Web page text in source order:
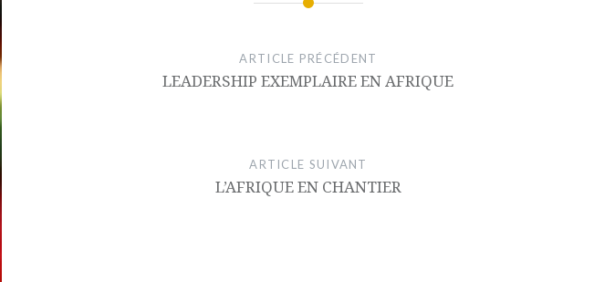
Navigation
de
l’article
ARTICLE PRÉCÉDENT
LEADERSHIP EXEMPLAIRE EN AFRIQUE
ARTICLE SUIVANT
L’AFRIQUE EN CHANTIER